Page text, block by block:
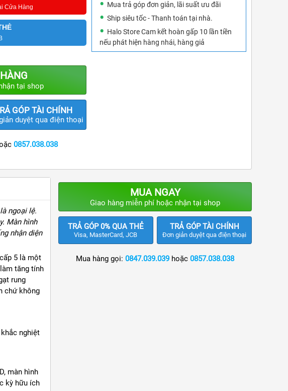
Cửa Hàng
tại shop
GÓP TÀI CHÍNH
duyệt qua điện thoại
0857.038.038
Mua trả góp đơn giản, lãi suất ưu đãi
Ship siêu tốc - Thanh toán tại nhà.
Halo Store Cam kết hoàn gấp 10 lần tiền
nếu phát hiện hàng nhái, hàng giả
ngoại lệ.
Màn hình
nhận diện
5 là một
tăng tính
rung
chứ không
nghiệt
màn hình
kỳ hữu ích
MUA NGAY
Giao hàng miễn phí hoặc nhận tại shop
TRẢ GÓP 0% QUA THẺ
Visa, MasterCard, JCB
TRẢ GÓP TÀI CHÍNH
Đơn giản duyệt qua điện thoại
Mua hàng gọi: 0847.039.039 hoặc 0857.038.038